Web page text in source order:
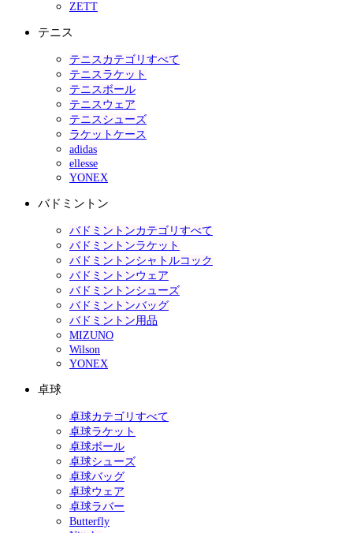
ZETT
テニス
テニスカテゴリすべて
テニスラケット
テニスボール
テニスウェア
テニスシューズ
ラケットケース
adidas
ellesse
YONEX
バドミントン
バドミントンカテゴリすべて
バドミントンラケット
バドミントンシャトルコック
バドミントンウェア
バドミントンシューズ
バドミントンバッグ
バドミントン用品
MIZUNO
Wilson
YONEX
卓球
卓球カテゴリすべて
卓球ラケット
卓球ボール
卓球シューズ
卓球バッグ
卓球ウェア
卓球ラバー
Butterfly